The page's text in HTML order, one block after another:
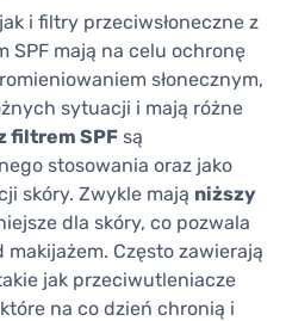
i filtry przeciwsłoneczne z
SPF mają na celu ochronę
słonecznym,
sytuacji i mają różne
filtrem SPF są
stosowania oraz jako
skóry. Zwykle mają niższy
dla skóry, co pozwala
Często zawierają
jak przeciwutleniacze
na co dzień chronią i